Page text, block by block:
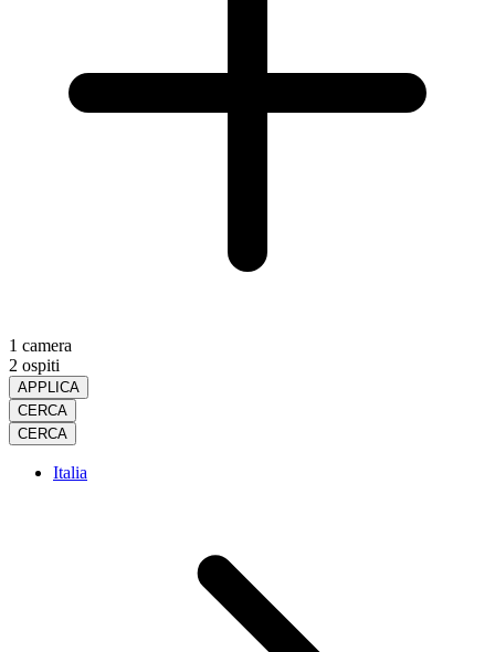
1 camera
2 ospiti
APPLICA
CERCA
CERCA
Italia